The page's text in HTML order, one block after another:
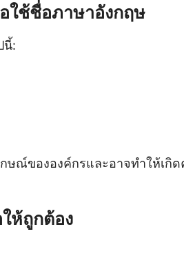
ใช้ชื่อภาษาอังกฤษ
นี้:
ณ์ขององค์กรและอาจทำให้เกิด
ห้ถูกต้อง